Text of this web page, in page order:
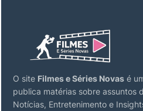
O site Filmes e Séries Novas é
publica matérias sobre assuntos
Notícias, Entretenimento e